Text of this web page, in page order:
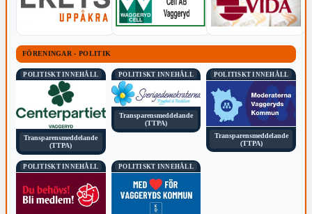
FÖRENINGAR - POLITIK
POLITISKT INNEHÅLL
Transparensmeddelande
(TTPA)
POLITISKT INNEHÅLL
Transparensmeddelande
(TTPA)
POLITISKT INNEHÅLL
Transparensmeddelande
(TTPA)
POLITISKT INNEHÅLL POLITISKT INNEHÅLL